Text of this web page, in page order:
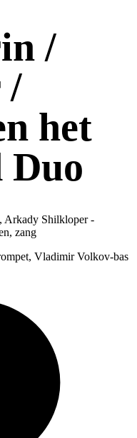
/
/
het
Arkady Shilkloper -
zang
Vladimir Volkov-bas